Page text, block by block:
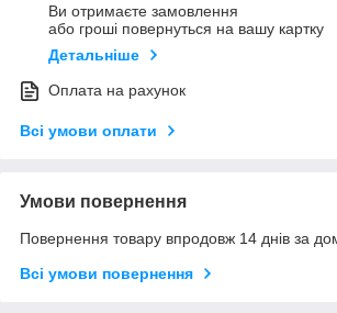
Ви отримаєте замовлення
або гроші повернуться на вашу картку
Детальніше
Оплата на рахунок
Всі умови оплати
Умови повернення
Повернення товару впродовж 14 днів за
Всі умови повернення